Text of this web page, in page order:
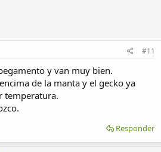
#11
y van muy bien.
de la manta y el gecko ya
temperatura.
Responder